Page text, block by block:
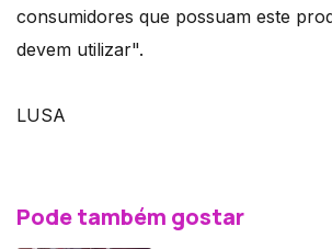
consumidores que possuam este
devem utilizar".
LUSA
Pode também gostar